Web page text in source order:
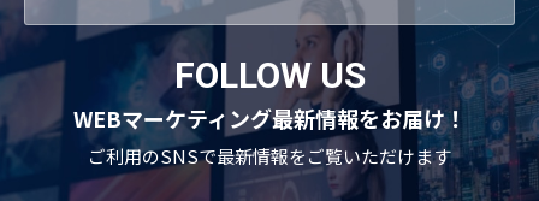
FOLLOW US
WEBマーケティング最新情報をお届け！
ご利用のSNSで最新情報をご覧いただけます